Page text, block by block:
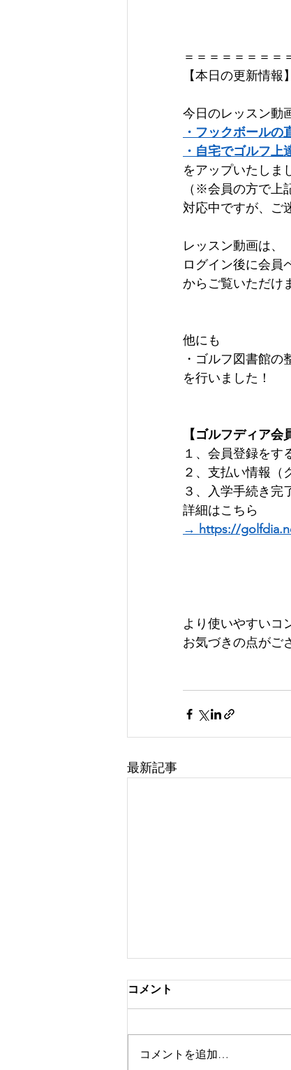
＝＝＝＝＝＝＝＝
【本日の更新情報
今日のレッスン
・フックボールの
・自宅でゴルフ上
をアップいた
（※会員の方で上
対応中ですが、ご
レッスン動画は、
ログイン後に会員
からご覧いただ
他にも
・ゴルフ図書館の
を行いました！
【ゴルフディア会
１、会員登録をす
２、支払い情報（
３、入学手続き完
詳細はこちら
→ https://
より使いやすいコ
お気づきの点がご
最新記事
コメント
コメントを追加…